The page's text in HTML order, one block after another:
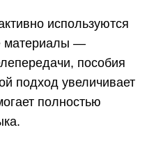
используются
материалы —
пособия
подход увеличивает
полностью